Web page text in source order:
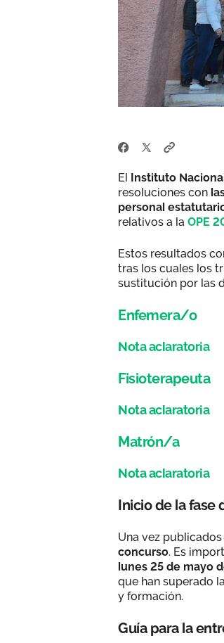
El Instituto
resoluciones con
personal
relativos a la OPE
Estos resultados
tras los cuales los
sustitución por las
Enfemera/o
Nota aclaratoria
Fisioterapeuta
Nota aclaratoria
Matrón/a
Nota aclaratoria
Inicio de la fase
Una vez
concurso. Es
lunes 25 de mayo
que han superado
y formación.
Guía para la